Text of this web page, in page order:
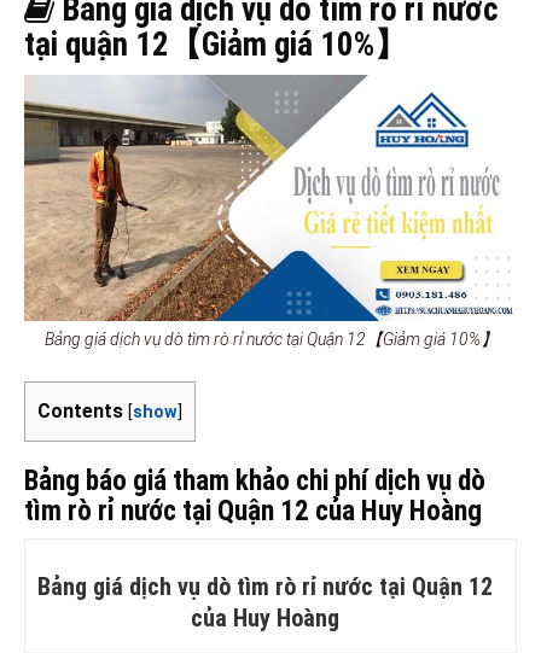
Bảng giá dịch vụ dò tìm rò rỉ nước
tại quận 12【Giảm giá 10%】
Bảng giá dịch vụ dò tìm rò rỉ nước tại Quận 12【Giảm giá 10%】
Contents [show]
Bảng báo giá tham khảo chi phí dịch vụ dò
tìm rò rỉ nước tại Quận 12 của Huy Hoàng
Bảng giá dịch vụ dò tìm rò rỉ nước tại Quận 12
của Huy Hoàng